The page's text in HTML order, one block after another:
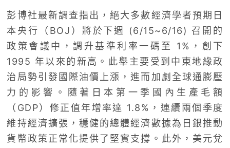
彭博社最新調查指出，絕大多數經濟學者預期日
本央行（BOJ）將於下週 (6/15~6/16) 召開的
政策會議中，調升基準利率一碼至 1%，創下
1995 年以來的新高。此舉主要受到中東地緣政
治局勢引發國際油價上漲，進而加劇全球通膨壓
力的影響。隨著日本第一季國內生產毛額
（GDP）修正值年增率達 1.8%，連續兩個季度
維持經濟擴張，穩健的總體經濟數據為日銀推動
貨幣政策正常化提供了堅實支撐。此外，美元兌